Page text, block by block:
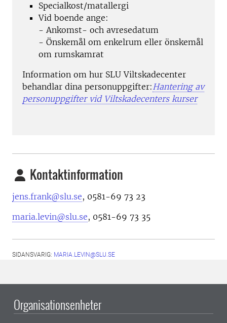
Specialkost/matallergi
Vid boende ange:
- Ankomst- och avresedatum
- Önskemål om enkelrum eller önskemål
om rumskamrat
Information om hur SLU Viltskadecenter
behandlar dina personuppgifter:Hantering av
personuppgifter vid Viltskadecenters kurser
Kontaktinformation
jens.frank@slu.se, 0581-69 73 23
maria.levin@slu.se, 0581-69 73 35
SIDANSVARIG: MARIA.LEVIN@SLU.SE
Organisationsenheter